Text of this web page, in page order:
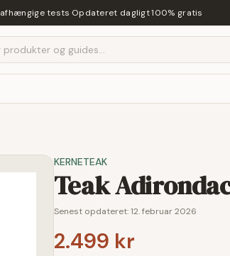
tests·Opdateret dagligt·100% gratis
KERNETEAK
Teak
Senest opdateret:12. februar 2026
2.499 kr